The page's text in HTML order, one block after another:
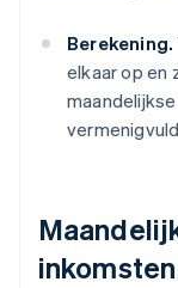
Berekening.
elkaar op en